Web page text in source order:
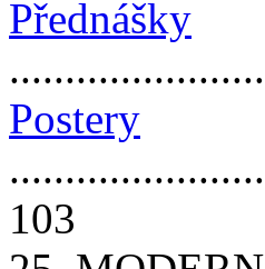
Přednášky
Postery
103